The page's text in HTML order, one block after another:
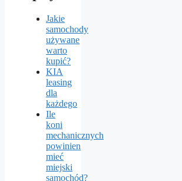
Jakie
samochody
używane
warto
kupić?
KIA
leasing
dla
każdego
Ile
koni
mechanicznych
powinien
mieć
miejski
samochód?